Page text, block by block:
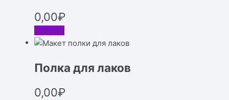
0,00₽
Скачать
Полка для лаков
0,00₽